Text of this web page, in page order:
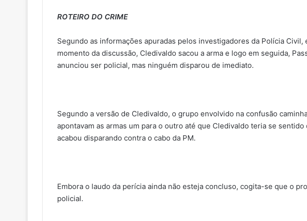
ROTEIRO DO CRIME
Segundo as informações apuradas pelos investigadores da Polícia Civil,
momento da discussão, Cledivaldo sacou a arma e logo em seguida,
anunciou ser policial, mas ninguém disparou de imediato.
Segundo a versão de Cledivaldo, o grupo envolvido na confusão
apontavam as armas um para o outro até que Cledivaldo teria se
acabou disparando contra o cabo da PM.
Embora o laudo da perícia ainda não esteja concluso, cogita-se que o
policial.